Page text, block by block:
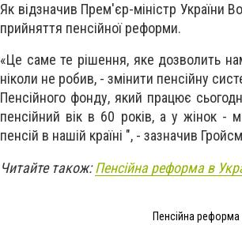
Як відзначив Прем'єр-міністр України
прийняття пенсійної реформи.
«Це саме те рішення, яке дозволить
ніколи не робив, - змінити пенсійну
Пенсійного фонду, який працює
пенсійний вік в 60 років, а у жінок
пенсій в нашій країні ", - зазначив
Читайте також:Пенсійна реформа в
Пенсійна реформа